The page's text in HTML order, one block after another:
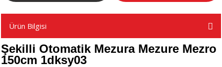
Ürün Bilgisi
Şekilli Otomatik Mezura Mezure Mezro
150cm 1dksy03